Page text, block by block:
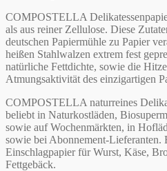
COMPOSTELLA
als aus reiner Zellulose. Diese
deutschen Papiermühle zu Papier
heißen Stahlwalzen extrem fest
natürliche Fettdichte, sowie die
Atmungsaktivität des einzigartigen
COMPOSTELLA naturreines
beliebt in Naturkostläden,
sowie auf Wochenmärkten, in
sowie bei Abonnement-Lieferanten.
Einschlagpapier für Wurst, Käse,
Fettgebäck.